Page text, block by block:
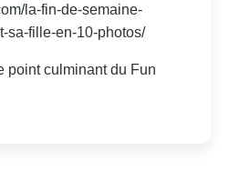
la-fin-de-semaine-
sa-fille-en-10-photos/
point culminant du Fun